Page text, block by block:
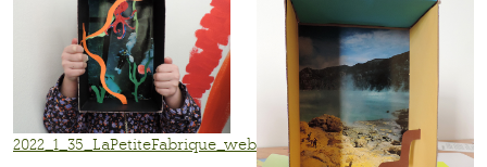
2022_1_35_LaPetiteFabrique_web09.jpg